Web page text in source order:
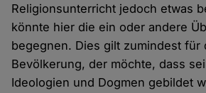
Religionsunterricht jedoch etwas
könnte hier die ein oder andere
begegnen. Dies gilt zumindest für
Bevölkerung, der möchte, dass
Ideologien und Dogmen gebildet